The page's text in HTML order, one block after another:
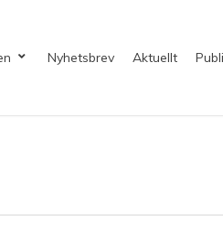
Nyhetsbrev Aktuellt